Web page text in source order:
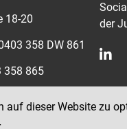
18-20
358 DW 861
358 865
der
auf dieser Website zu